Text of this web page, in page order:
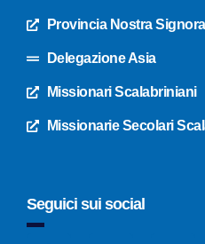
Provincia Nostra
Delegazione Asia
Missionari Scalabriniani
Missionarie Secolari
Seguici sui social